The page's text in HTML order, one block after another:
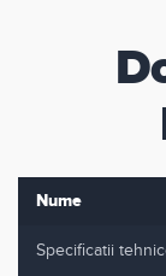
Nume
Specificatii